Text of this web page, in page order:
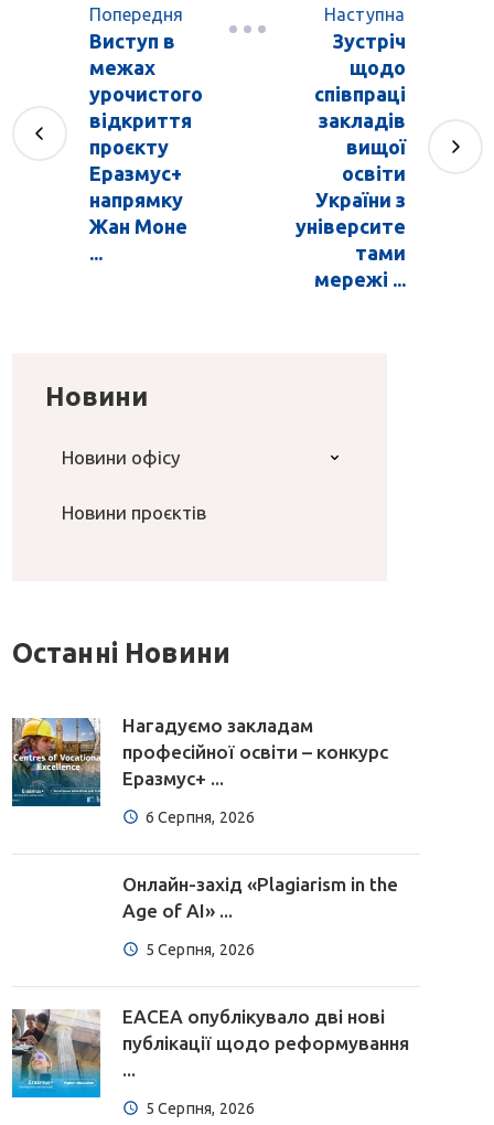
Попередня
Виступ в
межах
урочистого
відкриття
проєкту
Еразмус+
напрямку
Жан Моне
...
Наступна
Зустріч
щодо
співпраці
закладів
вищої
освіти
України з
університе
тами
мережі ...
Новини
Новини офісу
Новини проєктів
Останні Новини
Нагадуємо закладам
професійної освіти – конкурс
Еразмус+ ...
6 Серпня, 2026
Онлайн-захід «Plagiarism in the
Age of AI» ...
5 Серпня, 2026
EACEA опублікувало дві нові
публікації щодо реформування
...
5 Серпня, 2026